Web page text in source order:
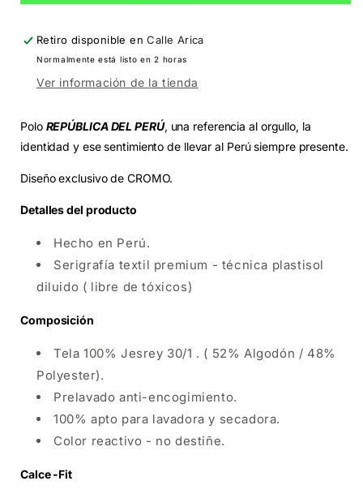
Retiro disponible enCalle Arica
Normalmente está listo en 2 horas
Ver información de la tienda
Polo REPÚBLICA DEL PERÚ, una referencia al orgullo, la
identidad y ese sentimiento de llevar al Perú siempre presente.
Diseño exclusivo de CROMO.
Detalles del producto
Hecho en Perú.
Serigrafía textil premium - técnica plastisol
diluido ( libre de tóxicos)
Composición
Tela 100% Jesrey 30/1 . ( 52% Algodón / 48%
Polyester).
Prelavado anti-encogimiento.
100% apto para lavadora y secadora.
Color reactivo - no destiñe.
Calce -Fit